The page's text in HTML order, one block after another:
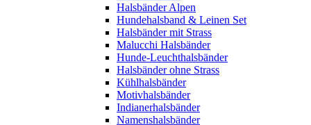
Halsbänder Alpen
Hundehalsband & Leinen Set
Halsbänder mit Strass
Malucchi Halsbänder
Hunde-Leuchthalsbänder
Halsbänder ohne Strass
Kühlhalsbänder
Motivhalsbänder
Indianerhalsbänder
Namenshalsbänder